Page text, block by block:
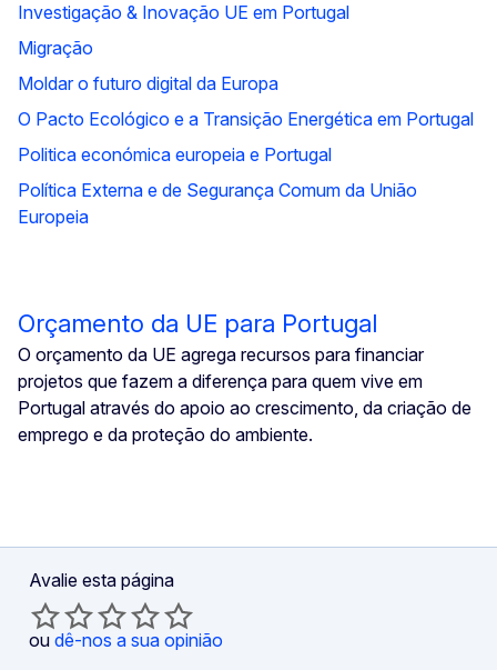
Investigação & Inovação UE em Portugal
Migração
Moldar o futuro digital da Europa
O Pacto Ecológico e a Transição Energética em Portugal
Politica económica europeia e Portugal
Política Externa e de Segurança Comum da União
Europeia
Orçamento da UE para Portugal
O orçamento da UE agrega recursos para financiar
projetos que fazem a diferença para quem vive em
Portugal através do apoio ao crescimento, da criação de
emprego e da proteção do ambiente.
Avalie esta página
ou dê-nos a sua opinião